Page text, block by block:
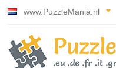
www.PuzzleMania.nl